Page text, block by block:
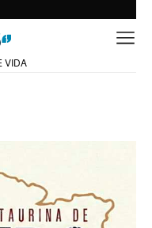
VIDA